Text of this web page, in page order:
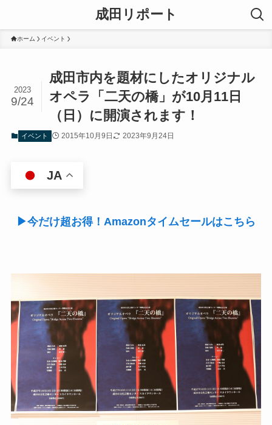
成田リポート
ホーム イベント
成田市内を題材にしたオリジナル
オペラ「二天の橋」が10月11日
（日）に開演されます！
2023
9/24
イベント 2015年10月9日 2023年9月24日
JA
▶今だけ超お得！Amazonタイムセールはこちら